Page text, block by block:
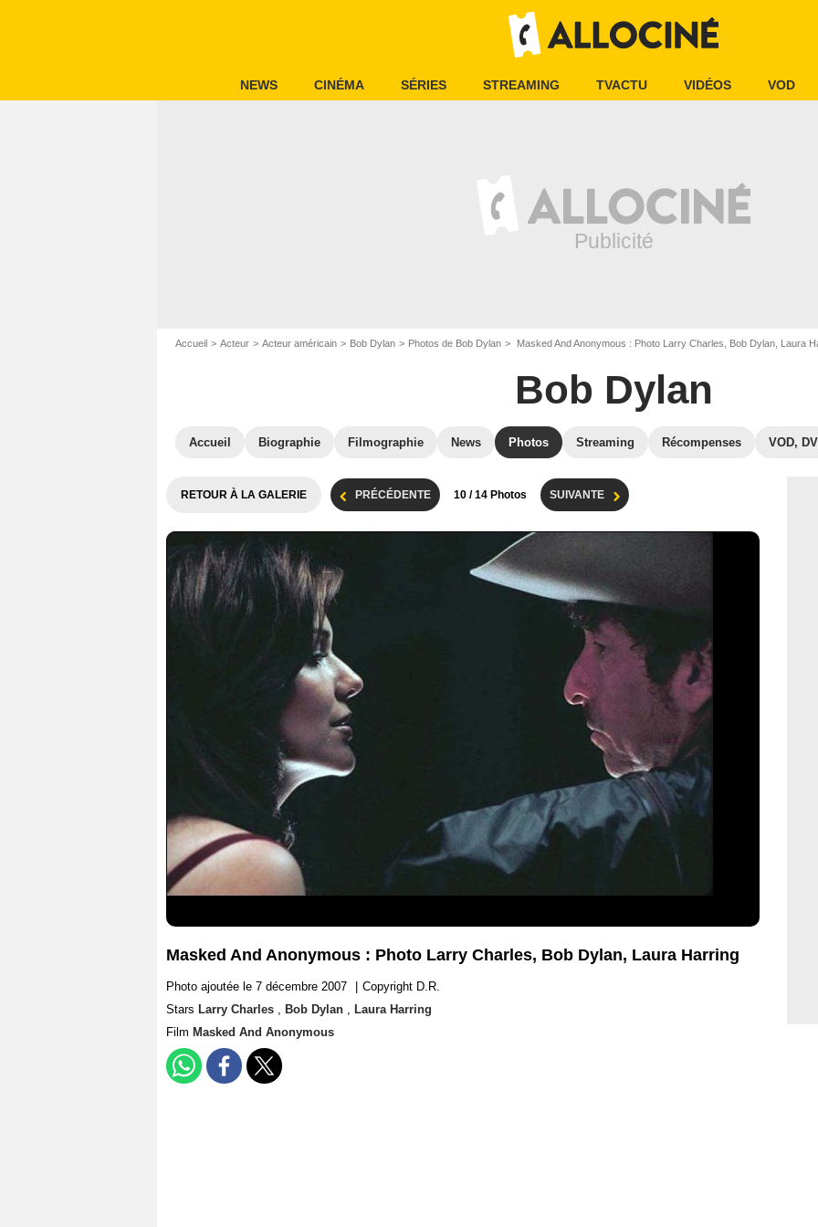
NEWS CINÉMA SÉRIES STREAMING TVACTU VIDÉOS VOD
Accueil Acteur Acteur américain Bob Dylan Photos de Bob Dylan Masked And Anonymous : Photo Larry Charles, Bob Dylan, Laura
Bob Dylan
Accueil Biographie Filmographie News Photos Streaming Récompenses VOD,
RETOUR À LA GALERIE PRÉCÉDENTE 10 / 14 Photos SUIVANTE
Masked And Anonymous : Photo Larry Charles, Bob Dylan, Laura Harring
Photo ajoutée le 7 décembre 2007
Copyright D.R.
Stars Larry Charles , Bob Dylan , Laura Harring
Film Masked And Anonymous